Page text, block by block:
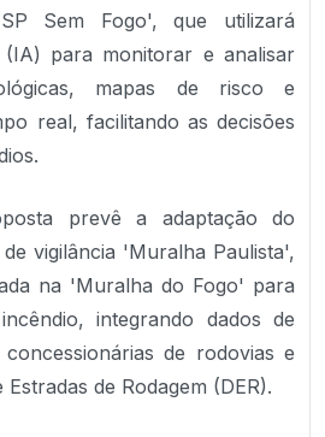
Sem Fogo', que utilizará
(IA) para monitorar e analisar
mapas de risco e
real, facilitando as decisões
prevê a adaptação do
vigilância 'Muralha Paulista',
na 'Muralha do Fogo' para
integrando dados de
de rodovias e
de Rodagem (DER).